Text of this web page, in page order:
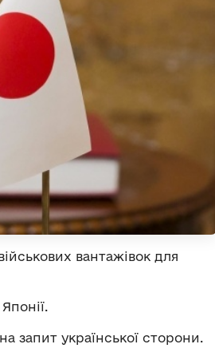
вантажівок для
запит української сторони.